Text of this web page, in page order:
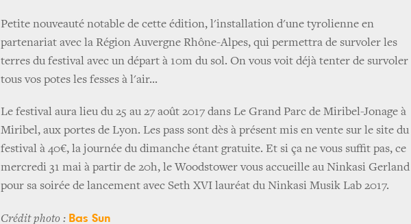
Petite nouveauté notable de cette édition, l'installation d'une tyrolienne en
partenariat avec la Région Auvergne Rhône-Alpes, qui permettra de survoler les
terres du festival avec un départ à 10m du sol. On vous voit déjà tenter de survoler
tous vos potes les fesses à l'air...
Le festival aura lieu du 25 au 27 août 2017 dans Le Grand Parc de Miribel-Jonage à
Miribel, aux portes de Lyon. Les pass sont dès à présent mis en vente sur le site du
festival à 40€, la journée du dimanche étant gratuite. Et si ça ne vous suffit pas, ce
mercredi 31 mai à partir de 20h, le Woodstower vous accueille au Ninkasi Gerland
pour sa soirée de lancement avec Seth XVI lauréat du Ninkasi Musik Lab 2017.
Crédit photo : Bas Sun